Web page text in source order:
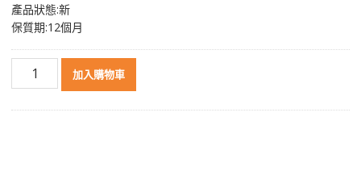
產品狀態:新
保質期:12個月
加入購物車